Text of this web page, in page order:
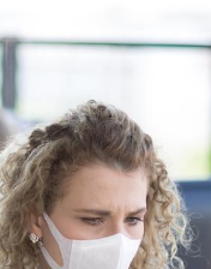
Les
protègent-
?